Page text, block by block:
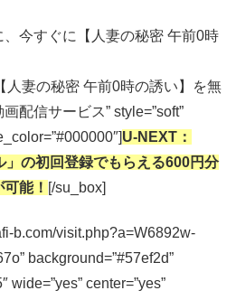
今すぐに【人妻の秘密 午前0時
人妻の秘密 午前0時の誘い】を無
配信サービス” style=”soft”
U-NEXT：
」の初回登録でもらえる600円分
能！ [/su_box]
b.com/visit.php?a=W6892w-
background=”#57ef2d”
wide=”yes” center=”yes”